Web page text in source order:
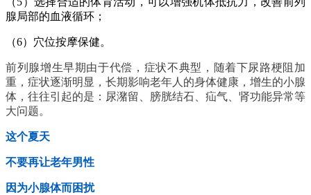
腺局部的血液循环；
（6）穴位按摩保健。
前列腺增生早期由于代偿，症状不典型，随着下尿路梗阻加
重，症状逐渐明显，长期影响老年人的身体健康，增生的小腺
体，往往引起的是：尿潴留、膀胱结石、疝气、肾功能异常等
大问题。
这个夏天
不要再让老年男性
因为小腺体而困扰